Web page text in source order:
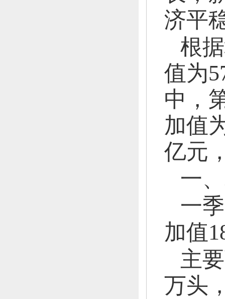
济平
根
值为
中，
加值
亿元
一、
一
加值
主
万头